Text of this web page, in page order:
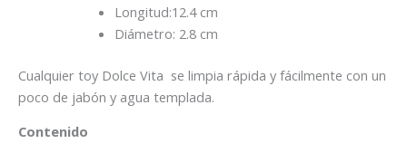
Longitud:12.4 cm
Diámetro: 2.8 cm
Cualquier toy Dolce Vita se limpia rápida y fácilmente con un
poco de jabón y agua templada.
Contenido